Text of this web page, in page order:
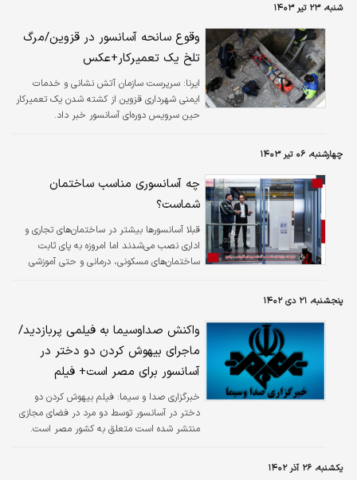
شنبه، ۲۳ تیر ۱۴۰۳
وقوع سانحه آسانسور در قزوین/مرگ
تلخ یک تعمیرکار+عکس
ایرنا: سرپرست سازمان آتش نشانی و خدمات
ایمنی شهرداری قزوین از کشته شدن یک تعمیرکار
حین سرویس دوره‌ای آسانسور خبر داد.
چهارشنبه، ۰۶ تیر ۱۴۰۳
چه آسانسوری مناسب ساختمان
شماست؟
قبلا آسانسورها بیشتر در ساختمان‌های تجاری و
اداری نصب می‌شدند اما امروزه به پای ثابت
ساختمان‌های مسکونی، درمانی و حتی آموزشی
پنجشنبه، ۲۱ دی ۱۴۰۲
واکنش صداوسیما به فیلمی پربازدید/
ماجرای بیهوش کردن دو دختر در
آسانسور برای مصر است+ فیلم
خبرگزاری صدا و سیما: فیلم بیهوش کردن دو
دختر در آسانسور توسط دو مرد در فضای مجازی
منتشر شده است متعلق به کشور مصر است.
یکشنبه، ۲۶ آذر ۱۴۰۲